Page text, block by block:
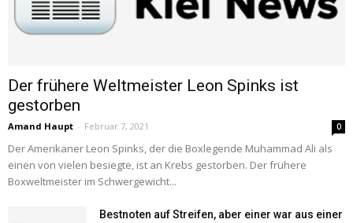
Der frühere Weltmeister Leon Spinks ist
gestorben
Amand Haupt - Februar 7, 2021 0
Der Amerikaner Leon Spinks, der die Boxlegende Muhammad Ali als
einen von vielen besiegte, ist an Krebs gestorben. Der frühere
Boxweltmeister im Schwergewicht...
Bestnoten auf Streifen, aber einer war aus einer